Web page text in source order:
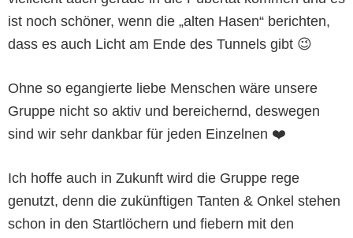
ist noch schöner, wenn die „alten Hasen“ berichten,
dass es auch Licht am Ende des Tunnels gibt 😉
Ohne so egangierte liebe Menschen wäre unsere
Gruppe nicht so aktiv und bereichernd, deswegen
sind wir sehr dankbar für jeden Einzelnen ❤️
Ich hoffe auch in Zukunft wird die Gruppe rege
genutzt, denn die zukünftigen Tanten & Onkel stehen
schon in den Startlöchern und fiebern mit den